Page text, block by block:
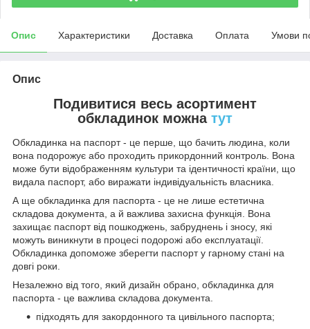
Опис Характеристики Доставка Оплата Умови
Опис
Подивитися весь асортимент
обкладинок можна тут
Обкладинка на паспорт - це перше, що бачить людина, коли
вона подорожує або проходить прикордонний контроль. Вона
може бути відображенням культури та ідентичності країни, що
видала паспорт, або виражати індивідуальність власника.
А ще обкладинка для паспорта - це не лише естетична
складова документа, а й важлива захисна функція. Вона
захищає паспорт від пошкоджень, забруднень і зносу, які
можуть виникнути в процесі подорожі або експлуатації.
Обкладинка допоможе зберегти паспорт у гарному стані на
довгі роки.
Незалежно від того, який дизайн обрано, обкладинка для
паспорта - це важлива складова документа.
підходять для закордонного та цивільного паспорта;